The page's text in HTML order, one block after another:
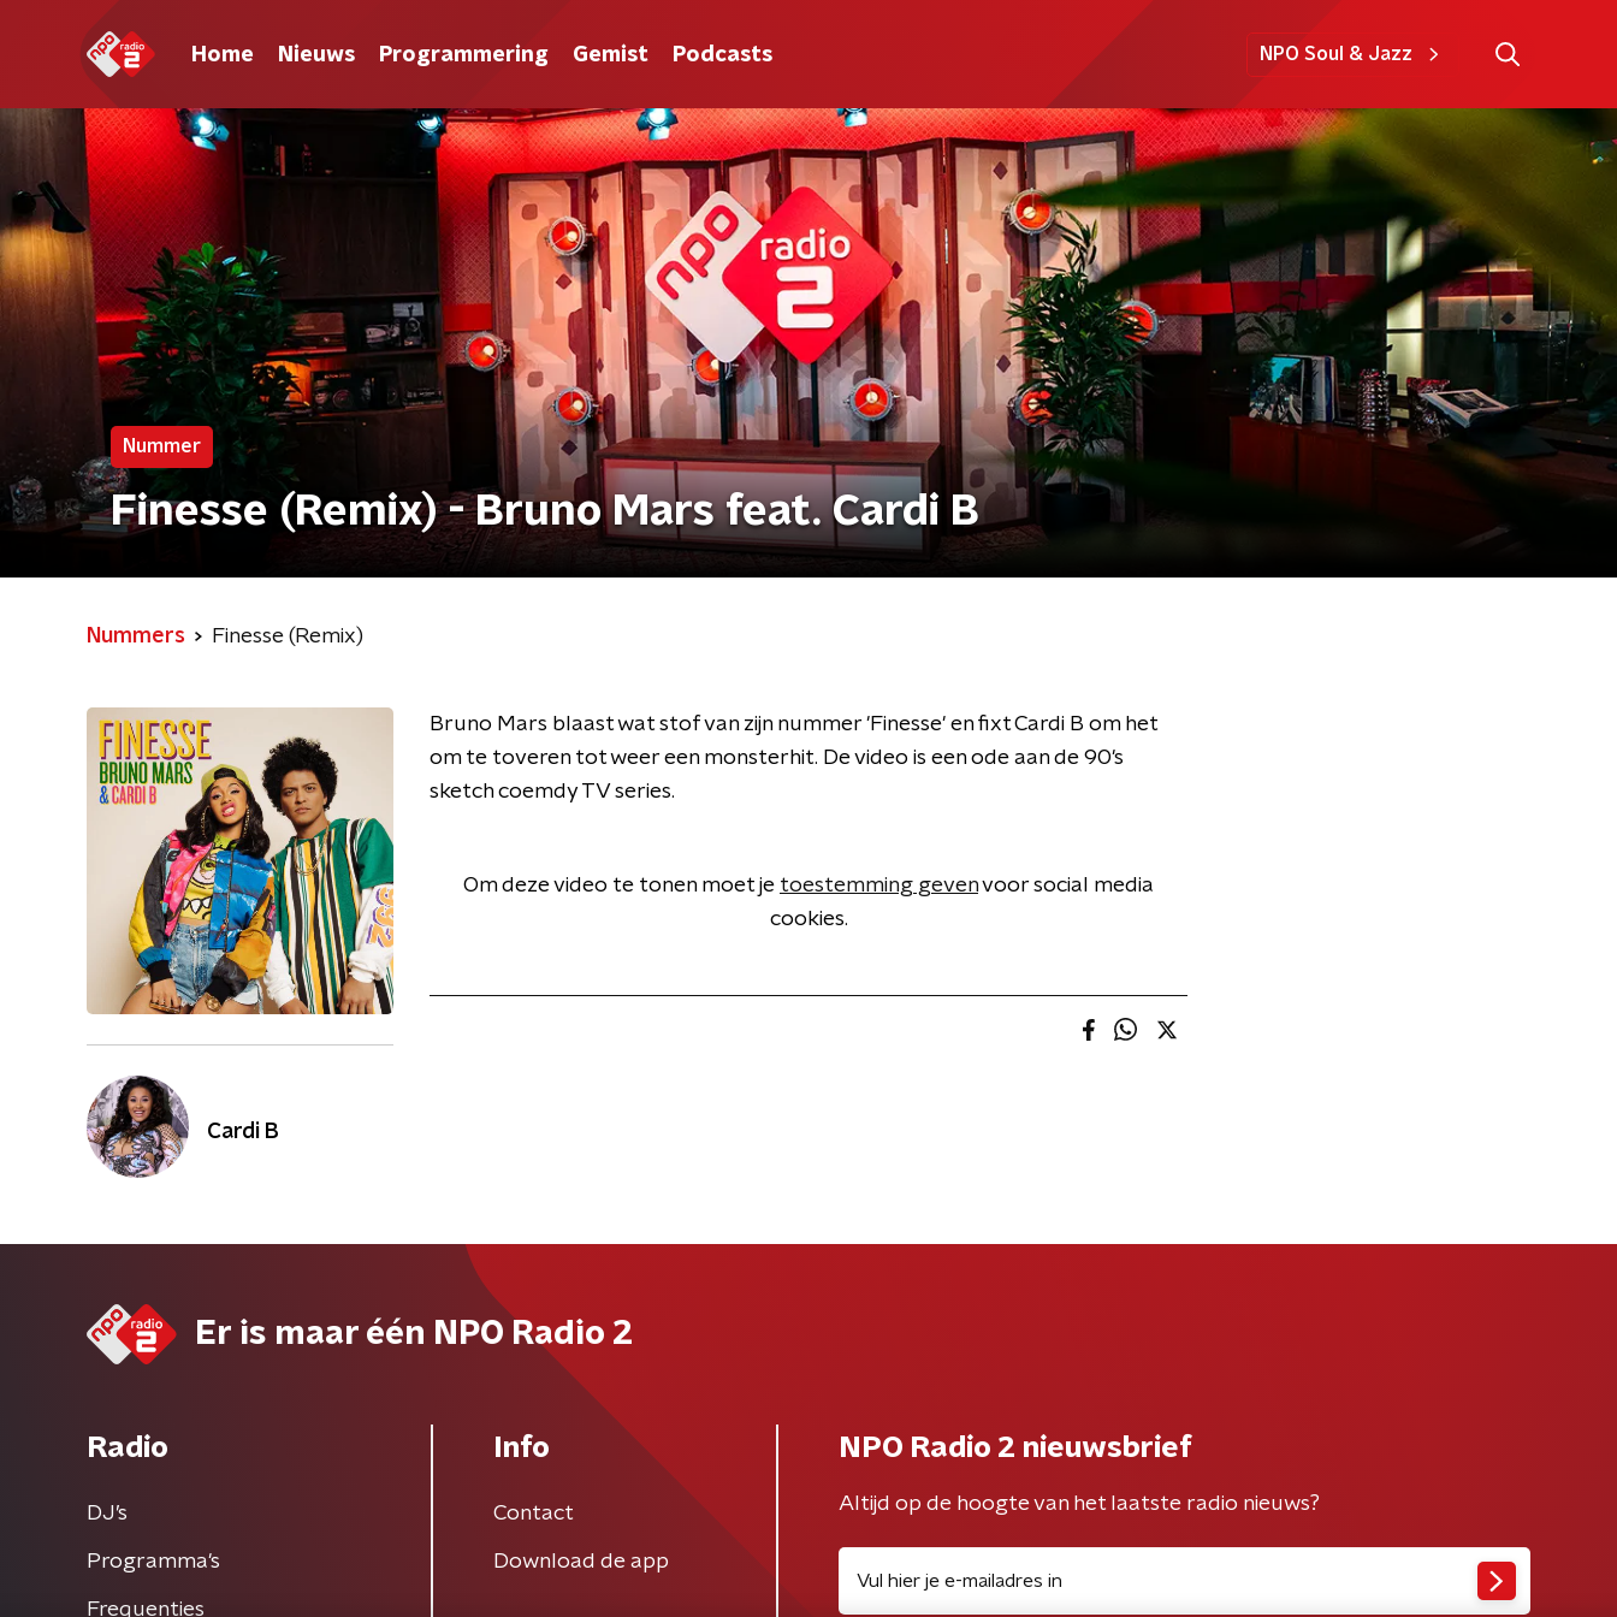
Home Nieuws Programmering Gemist Podcasts NPO Soul & Jazz
Nummer
Finesse (Remix) - Bruno Mars feat. Cardi B
Nummers Finesse (Remix)
Cardi B
Bruno Mars blaast wat stof van zijn nummer 'Finesse' en fixt Cardi B om het
om te toveren tot weer een monsterhit. De video is een ode aan de 90's
sketch coemdy TV series.
Om deze video te tonen moet je toestemming gevenvoor social media
cookies.
Er is maar één NPO Radio 2
Radio
DJ’s
Programma's
Frequenties
Info
Contact
Download de app
NPO Radio 2 nieuwsbrief
Altijd op de hoogte van het laatste radio nieuws?